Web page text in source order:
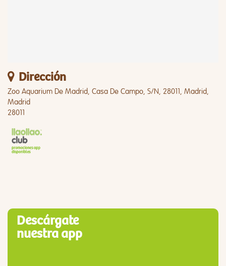
Dirección
Zoo Aquarium De Madrid, Casa De Campo, S/N, 28011, Madrid,
Madrid
28011
Descárgate
nuestra app